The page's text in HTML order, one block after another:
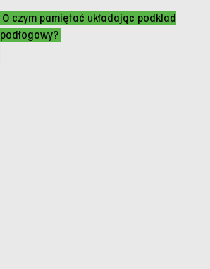
O czym pamiętać układając podkład
podłogowy?